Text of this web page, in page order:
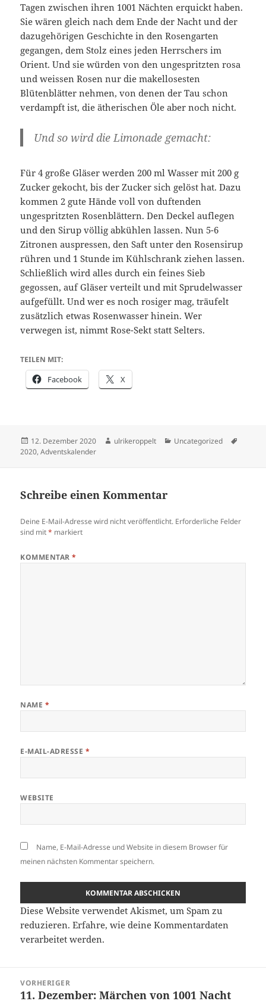
Tagen zwischen ihren 1001 Nächten erquickt haben.
Sie wären gleich nach dem Ende der Nacht und der
dazugehörigen Geschichte in den Rosengarten
gegangen, dem Stolz eines jeden Herrschers im
Orient. Und sie würden von den ungespritzten rosa
und weissen Rosen nur die makellosesten
Blütenblätter nehmen, von denen der Tau schon
verdampft ist, die ätherischen Öle aber noch nicht.
Und so wird die Limonade gemacht:
Für 4 große Gläser werden 200 ml Wasser mit 200 g
Zucker gekocht, bis der Zucker sich gelöst hat. Dazu
kommen 2 gute Hände voll von duftenden
ungespritzten Rosenblättern. Den Deckel auflegen
und den Sirup völlig abkühlen lassen. Nun 5-6
Zitronen auspressen, den Saft unter den Rosensirup
rühren und 1 Stunde im Kühlschrank ziehen lassen.
Schließlich wird alles durch ein feines Sieb
gegossen, auf Gläser verteilt und mit Sprudelwasser
aufgefüllt. Und wer es noch rosiger mag, träufelt
zusätzlich etwas Rosenwasser hinein. Wer
verwegen ist, nimmt Rose-Sekt statt Selters.
TEILEN MIT:
Facebook X
Veröffentlicht
am
12. Dezember 2020 Autor
ulrikeroppelt Kategorien
Uncategorized
2020,Adventskalender
Schreibe einen Kommentar
Deine E-Mail-Adresse wird nicht veröffentlicht. Erforderliche Felder
sind mit* markiert
KOMMENTAR*
NAME *
E-MAIL-ADRESSE *
WEBSITE
Name, E-Mail-Adresse und Website in diesem Browser für
meinen nächsten Kommentar speichern.
Diese Website verwendet Akismet, um Spam zu
reduzieren.Erfahre, wie deine Kommentardaten
verarbeitet werden.
VORHERIGER
Vorheriger
11. Dezember: Märchen von 1001 Nacht